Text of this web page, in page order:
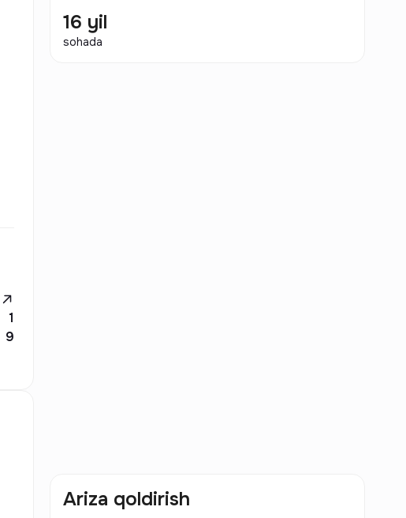
1
9
16 yil
sohada
Ariza qoldirish